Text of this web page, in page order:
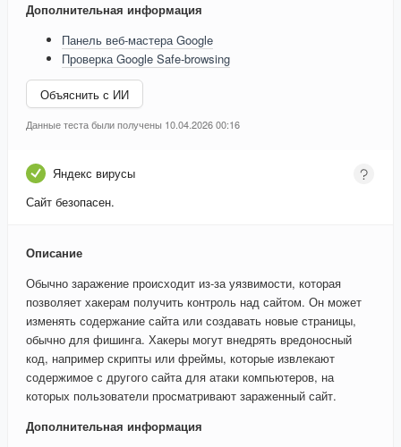
Дополнительная информация
Панель веб-мастера Google
Проверка Google Safe-browsing
Объяснить с ИИ
Данные теста были получены 10.04.2026 00:16
Яндекс вирусы
Сайт безопасен.
Описание
Обычно заражение происходит из-за уязвимости, которая
позволяет хакерам получить контроль над сайтом. Он может
изменять содержание сайта или создавать новые страницы,
обычно для фишинга. Хакеры могут внедрять вредоносный
код, например скрипты или фреймы, которые извлекают
содержимое с другого сайта для атаки компьютеров, на
которых пользователи просматривают зараженный сайт.
Дополнительная информация